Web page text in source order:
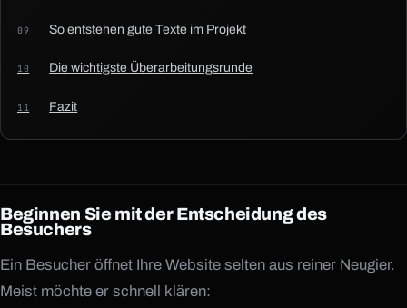
So entstehen gute Texte im Projekt
Die wichtigste Überarbeitungsrunde
Fazit
Beginnen Sie mit der Entscheidung des
Besuchers
Ein Besucher öffnet Ihre Website selten aus reiner Neugier.
Meist möchte er schnell klären: